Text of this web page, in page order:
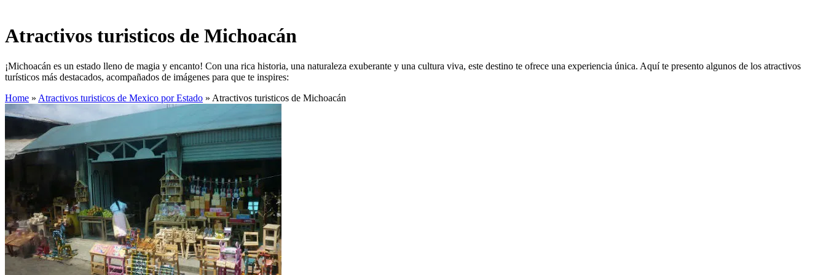
Atractivos turisticos de Michoacán
¡Michoacán es un estado lleno de magia y encanto! Con una rica historia, una naturaleza exuberante y una cultura viva, este destino te ofrece una experiencia única. Aquí te presento algunos de los atractivos
turísticos más destacados, acompañados de imágenes para que te inspires:
Home » Atractivos turisticos de Mexico por Estado » Atractivos turisticos de Michoacán